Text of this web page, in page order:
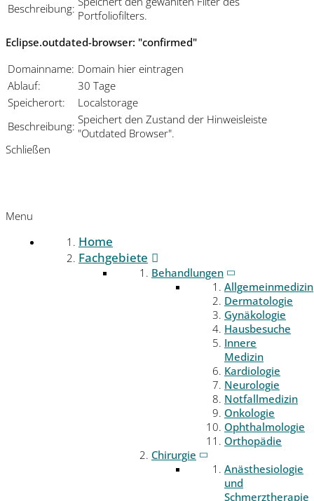
Beschreibung: Portfoliofilters.
Eclipse.outdated-browser: "confirmed"
Domainname: Domain hier eintragen
Ablauf:
30 Tage
Speicherort:
Localstorage
Beschreibung: Speichert den Zustand der Hinweisleiste
"Outdated Browser".
Schließen
Menu
Home
Fachgebiete
Behandlungen
Allgemeinmedizin
Dermatologie
Gynäkologie
Hausbesuche
Innere
Medizin
Kardiologie
Neurologie
Notfallmedizin
Onkologie
Ophthalmologie
Orthopädie
Chirurgie
Anästhesiologie
und
Schmerztherapie